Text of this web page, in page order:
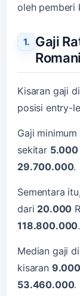
oleh pemberi
Gaji
Kisaran gaji
posisi entry-
Gaji
sekitar 5.000
29.700.000.
Sementara
dari 20.000
118.800.000.
Median gaji
kisaran 9.000
53.460.000.